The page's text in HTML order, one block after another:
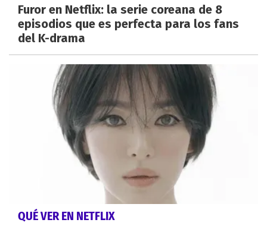
Furor en Netflix: la serie coreana de 8
episodios que es perfecta para los fans
del K-drama
QUÉ VER EN NETFLIX